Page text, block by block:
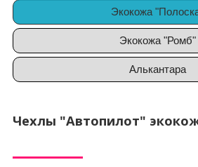
Экокожа
Экокожа "Ромб"
Алькантара
Чехлы "Автопилот"